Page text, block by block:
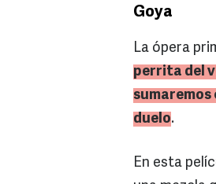
Goya
La ópera
perrita del
sumaremos
duelo.
En esta